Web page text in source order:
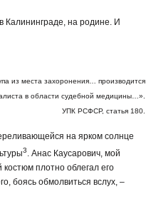
Калининграде, на родине. И
из места захоронения… производится
в области судебной медицины…».
УПК РСФСР, статья 180.
на ярком солнце
3
. Анас Каусарович, мой
плотно облегал его
боясь обмолвиться вслух, –